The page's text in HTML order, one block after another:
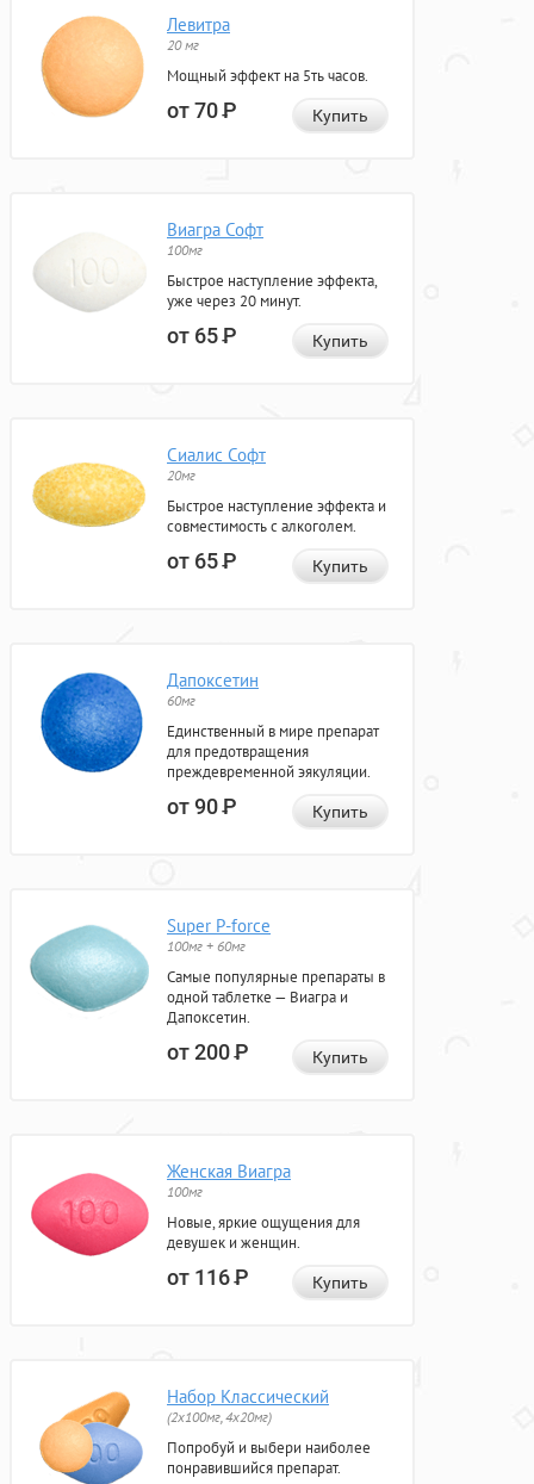
Левитра
20 мг
Мощный эффект на 5ть часов.
от 70Р Купить
Виагра Софт
100мг
Быстрое наступление эффекта,
уже через 20 минут.
от 65Р Купить
Сиалис Софт
20мг
Быстрое наступление эффекта и
совместимость с алкоголем.
от 65Р Купить
Дапоксетин
60мг
Единственный в мире препарат
для предотвращения
преждевременной эякуляции.
от 90Р Купить
Super P-force
100мг + 60мг
Самые популярные препараты в
одной таблетке — Виагра и
Дапоксетин.
от 200Р Купить
Женская Виагра
100мг
Новые, яркие ощущения для
девушек и женщин.
от 116Р Купить
Набор Классический
(2x100мг, 4x20мг)
Попробуй и выбери наиболее
понравившийся препарат.